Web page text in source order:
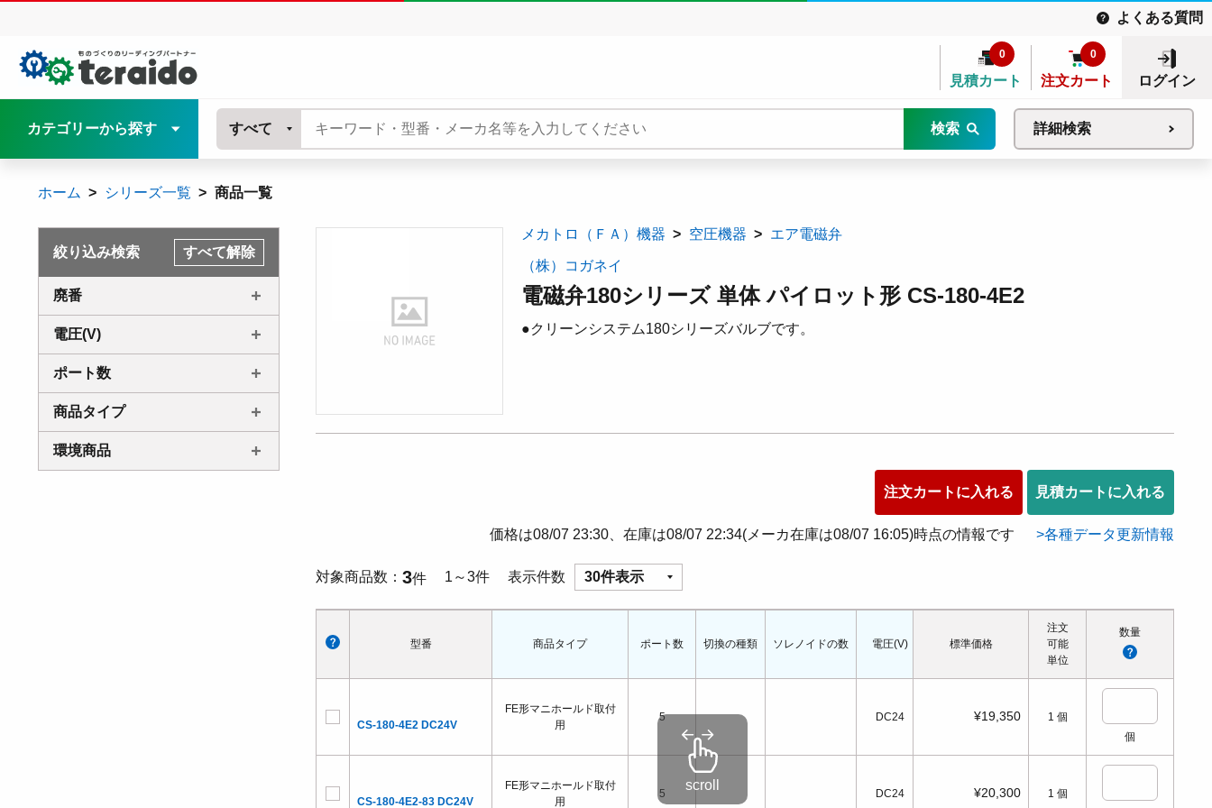
よくある質問
見積カート
0
注文カート
0
ログイン
カテゴリーから探す すべて 検索 詳細検索
ホーム シリーズ一覧 商品一覧
絞り込み検索 すべて解除
廃番
電圧(V)
ポート数
商品タイプ
環境商品
メカトロ（ＦＡ）機器 空圧機器 エア電磁弁
（株）コガネイ
電磁弁180シリーズ 単体 パイロット形 CS-180-4E2
●クリーンシステム180シリーズバルブです。
注文カートに入れる 見積カートに入れる
価格は08/07 23:30、在庫は08/07 22:34(メーカ在庫は08/07 16:05)時点の情報です 各種データ更新情報
対象商品数 3件 1～3件 表示件数 30件表示
型番
CS-180-4E2 DC24V
CS-180-4E2-83 DC24V
商品タイプ ポート数 切換の種類 ソレノイドの数 電圧(V) 電源切時の状態 配管口の種類 配管ねじの呼び
FE形マニホールド取付
用
5 DC24
FE形マニホールド取付
用
5 DC24
標準価格
注文
可能
単位
数量
¥19,350 1 個
個
¥20,300 1 個